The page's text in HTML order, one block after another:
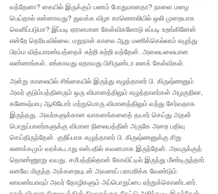
வந்தேனா? கையில் இருக்கும் பணம் போதுமானதா? நாளை மழை
பெய்தால் என்னாவது? துவக்க விழா காணொலியில் ஒலி முறையாக
வெளிப்படுமா? இப்படி ஏராளமான கேள்விகளோடு எப்படி உறங்கினேன்
என்றே தெரியவில்லை. மறுநாள் காலை ஆறு மணிக்கெல்லாம் எழுந்து
பிரம்ம வித்யாரண்யத்தைச் சுற்றி சுற்றி வந்தேன். அலையலையான
எண்ணங்கள். எங்காவது ஏதாவது பிசிருண்டா எனக் கேள்விகள்.
அன்று காலையில் சிங்கையில் இருந்து எழுத்தாளர் பி. கிருஷ்ணனும்
அவர் குடும்பத்தினரும் ஒரு விமானத்திலும் எழுத்தாளர்கள் அழகுநிலா,
கணேஷ்பாபு ஆகியோர் மற்றுமொரு விமானத்திலும் வந்து சேர்வதாக
இருந்தது. அவர்களுக்கான வாகனங்களைத் தயார் செய்து அதன்
பொறுப்பாளர்களுக்கு விமான நிலையத்தின் அருகே அறை பதிவு
செய்திருந்தேன். குறிப்பாக எழுத்தாளர் பி. கிருஷ்ணனுக்கு சிறு
சுணக்கமும் வரக்கூடாது என்பதில் கவனமாக இருந்தேன். அவருக்குத்
தொண்ணூறு வயது. சமீபத்தில்தான் கோவிட்டில் இருந்து மீண்டிருந்தார்.
எனவே மிகுந்த அக்கறையுடன் அவரைப் பராமரிக்க வேண்டும்.
லாவண்யாவும் அவர் தோழிகளும் அப்பொறுப்பை ஏற்றுக்கொண்டனர்.